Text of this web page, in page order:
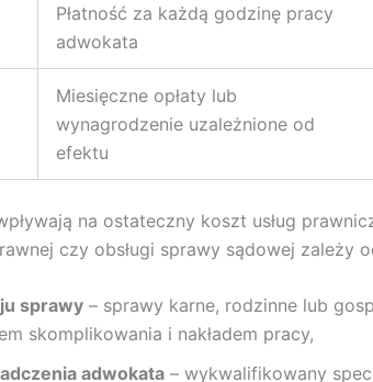
Płatność za każdą godzinę pracy
adwokata
Miesięczne opłaty lub
wynagrodzenie uzależnione od
efektu
na ostateczny koszt usług
czy obsługi sprawy sądowej zależy
sprawy – sprawy karne, rodzinne lub
skomplikowania i nakładem pracy,
adwokata – wykwalifikowany